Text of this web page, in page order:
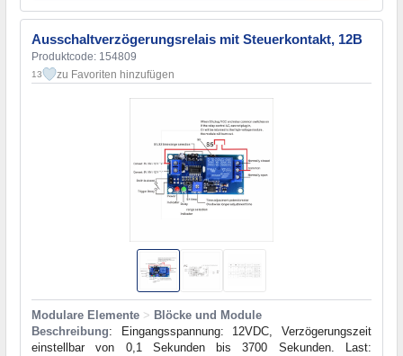
Ausschaltverzögerungsrelais mit Steuerkontakt, 12В
Produktcode: 154809
13 zu Favoriten hinzufügen
Modulare Elemente > Blöcke und Module
Beschreibung: Eingangsspannung: 12VDC, Verzögerungszeit
einstellbar von 0,1 Sekunden bis 3700 Sekunden. Last: